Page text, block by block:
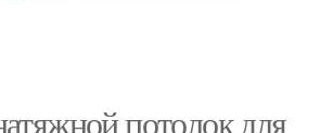
потолок для